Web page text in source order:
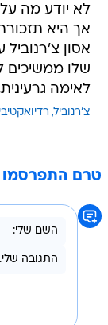
לא יודע מה
אסון צ'רנוביל
שלו ממשיכים
לאימה
צ'רנוביל
טרם התפרסמו